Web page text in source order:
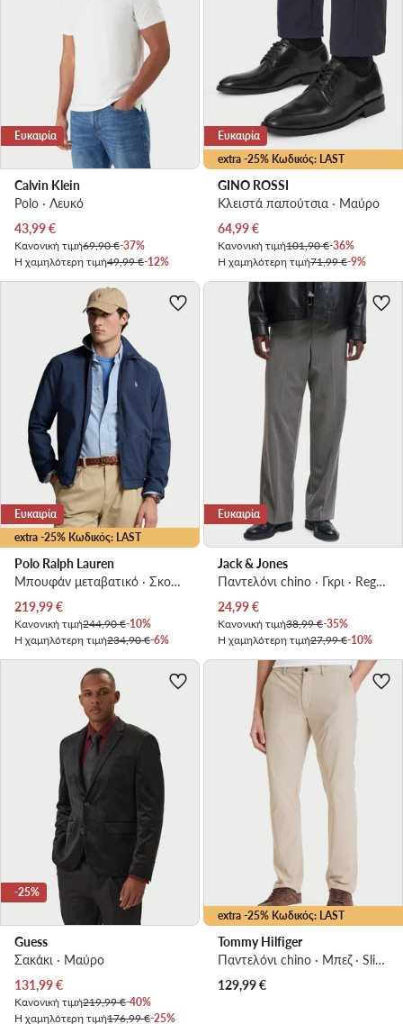
Ευκαιρία
Calvin Klein
Polo · Λευκό
Τρέχουσα τιμή
43,99€
Κανονική τιμή69,90 €-37%
Η χαμηλότερη τιμή49,99 €-12%
extra -25% Κωδικός: LAST
Ευκαιρία
GINO ROSSI
Κλειστά παπούτσια · Μαύρο
Τρέχουσα τιμή
64,99€
Κανονική τιμή101,90 €-36%
Η χαμηλότερη τιμή71,99 €-9%
extra -25% Κωδικός: LAST
Ευκαιρία
Polo Ralph Lauren
Μπουφάν μεταβατικό · Σκούρο μπλε
Τρέχουσα τιμή
219,99€
Κανονική τιμή244,90 €-10%
Η χαμηλότερη τιμή234,90 €-6%
Ευκαιρία
Jack & Jones
Παντελόνι chino · Γκρι · Regular Fit
Τρέχουσα τιμή
24,99€
Κανονική τιμή38,99 €-35%
Η χαμηλότερη τιμή27,99 €-10%
-25%
Guess
Σακάκι · Μαύρο
Τρέχουσα τιμή
131,99€
Κανονική τιμή219,99 €-40%
Η χαμηλότερη τιμή176,99 €-25%
extra -25% Κωδικός: LAST
Tommy Hilfiger
Παντελόνι chino · Μπεζ · Slim Fit
129,99€